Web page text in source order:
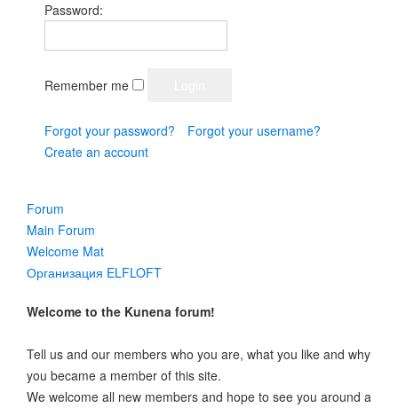
Password:
Remember me
Forgot your password?
Forgot your username?
Create an account
Forum
Main Forum
Welcome Mat
Организация ELFLOFT
Welcome to the Kunena forum!
Tell us and our members who you are, what you like and why
you became a member of this site.
We welcome all new members and hope to see you around a